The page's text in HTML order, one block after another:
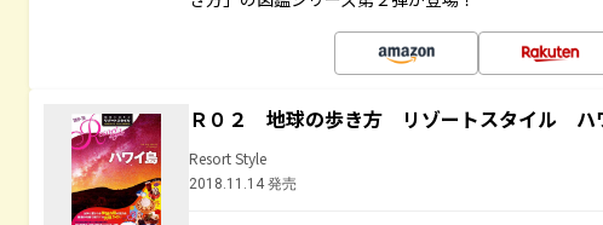
Ｒ０２ 地球の歩き方 リゾートスタイル ハ
Resort Style
2018.11.14 発売